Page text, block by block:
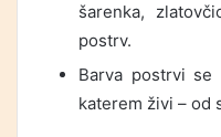
šarenka,
postrv.
Barva postrvi
katerem živi – od